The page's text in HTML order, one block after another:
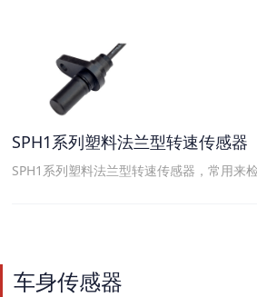
SPH1系列塑料法兰型转速传感器
SPH1系列塑料法兰型转速传感器，常用来
车身传感器